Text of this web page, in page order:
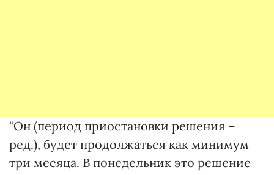
"Он (период приостановки решения –
ред.), будет продолжаться как минимум
три месяца. В понедельник это решение